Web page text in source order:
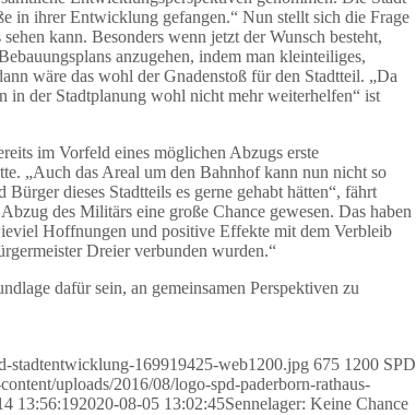
in ihrer Entwicklung gefangen.“ Nun stellt sich die Frage
kann. Besonders wenn jetzt der Wunsch besteht,
anzugehen, indem man kleinteiliges,
wäre das wohl der Gnadenstoß für den Stadtteil. „Da
in der Stadtplanung wohl nicht mehr weiterhelfen“ ist
im Vorfeld eines möglichen Abzugs erste
„Auch das Areal um den Bahnhof kann nun nicht so
dieses Stadtteils es gerne gehabt hätten“, fährt
des Militärs eine große Chance gewesen. Das haben
Hoffnungen und positive Effekte mit dem Verbleib
Dreier verbunden wurden.“
dafür sein, an gemeinsamen Perspektiven zu
stadtentwicklung-169919425-web1200.jpg 675 1200 SPD
uploads/2016/08/logo-spd-paderborn-rathaus-
13:56:192020-08-05 13:02:45Sennelager: Keine Chance